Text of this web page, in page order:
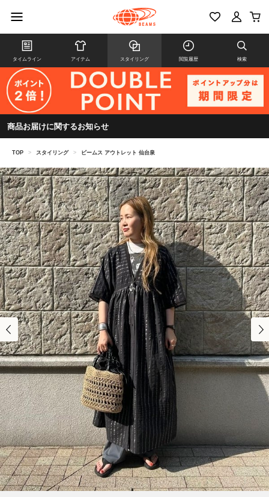
タイムライン アイテム スタイリング 閲覧履歴 検索
商品お届けに関するお知らせ
TOP > スタイリング > ビームス アウトレット 仙台泉